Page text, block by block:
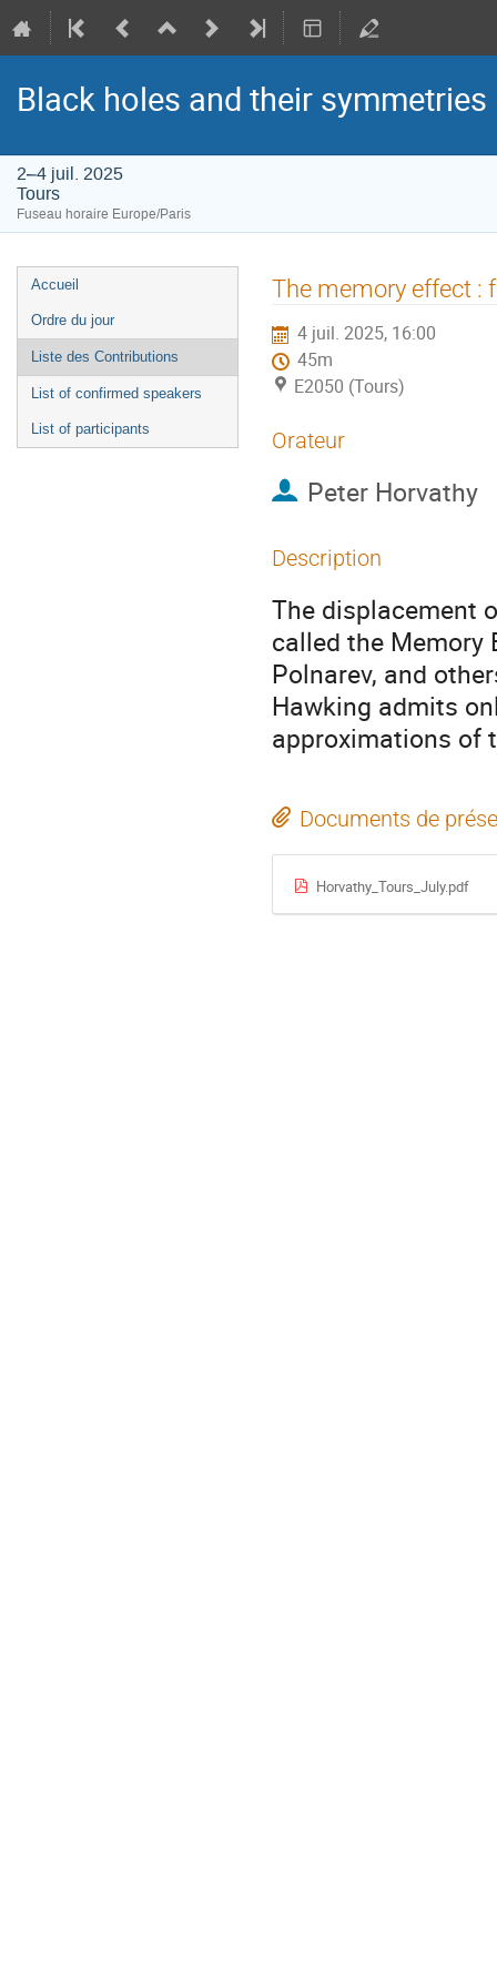
Black holes and their symmetries
2–4 juil. 2025
Tours
Fuseau horaire Europe/Paris
Menu
de
l'événement
Accueil
Ordre du jour
Liste des Contributions
List of confirmed speakers
List of participants
The memory effect :
4 juil. 2025, 16:00
45m
E2050 (Tours)
Orateur
Peter Horvathy
Description
The displacement
called the Memory
Polnarev, and
Hawking admits
approximations of
Documents de
Horvathy_Tours_July.pdf